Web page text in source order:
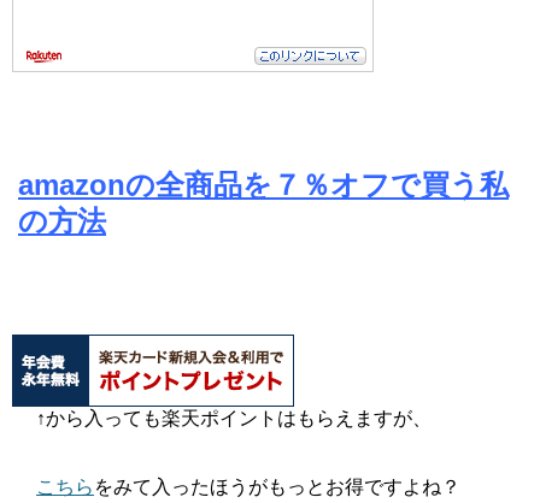
amazonの全商品を７％オフで買う私
の方法
↑から入っても楽天ポイントはもらえますが、
こちら をみて入ったほうがもっとお得ですよね？